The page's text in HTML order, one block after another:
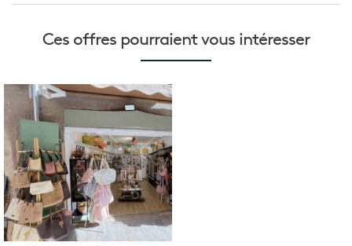
Ces offres pourraientvous intéresser